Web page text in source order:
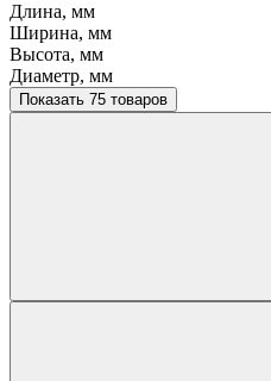
Длина, мм
Ширина, мм
Высота, мм
Диаметр, мм
Показать 75 товаров